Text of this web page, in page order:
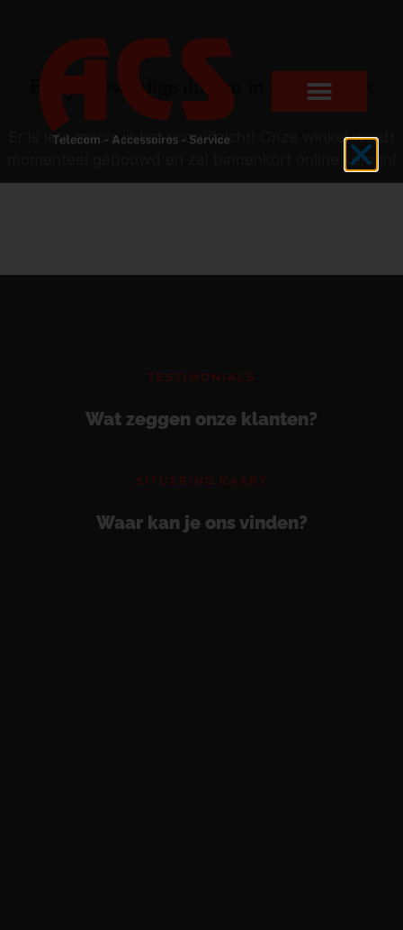
Er zijn geweldige dingen in het verschiet
Er is iets moois in het vooruitzicht! Onze winkel wordt
momenteel gebouwd en zal binnenkort online komen!
TESTIMONIALS
Wat zeggen onze klanten?
SITUERING KAART
Waar kan je ons vinden?